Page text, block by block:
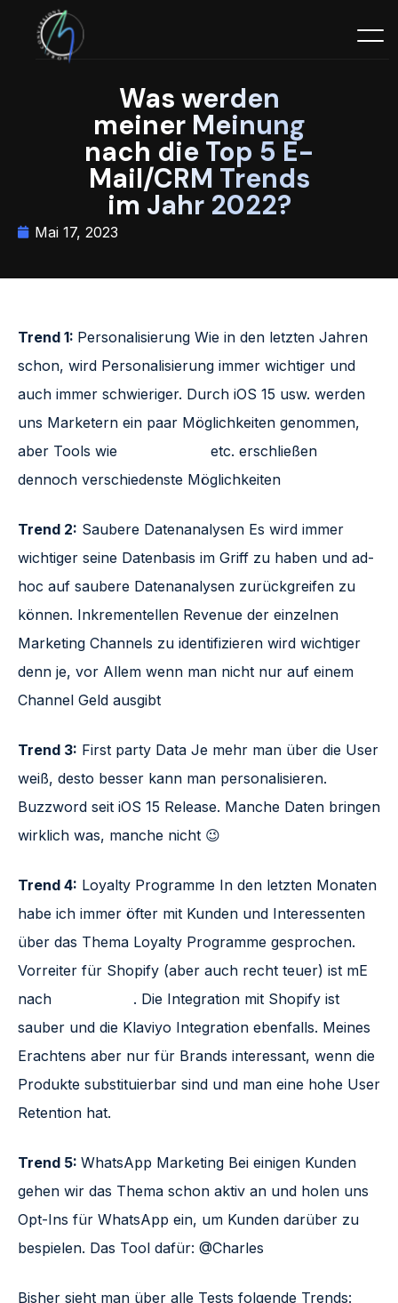
Was werden
meiner Meinung
nach die Top 5 E-
Mail/CRM Trends
im Jahr 2022?
Mai 17, 2023
Trend 1: Personalisierung Wie in den letzten Jahren
schon, wird Personalisierung immer wichtiger und
auch immer schwieriger. Durch iOS 15 usw. werden
uns Marketern ein paar Möglichkeiten genommen,
aber Tools wie
etc. erschließen
dennoch verschiedenste Möglichkeiten
Trend 2: Saubere Datenanalysen Es wird immer
wichtiger seine Datenbasis im Griff zu haben und ad-
hoc auf saubere Datenanalysen zurückgreifen zu
können. Inkrementellen Revenue der einzelnen
Marketing Channels zu identifizieren wird wichtiger
denn je, vor Allem wenn man nicht nur auf einem
Channel Geld ausgibt
Trend 3: First party Data Je mehr man über die User
weiß, desto besser kann man personalisieren.
Buzzword seit iOS 15 Release. Manche Daten bringen
wirklich was, manche nicht 😉
Trend 4: Loyalty Programme In den letzten Monaten
habe ich immer öfter mit Kunden und Interessenten
über das Thema Loyalty Programme gesprochen.
Vorreiter für Shopify (aber auch recht teuer) ist mE
nach
. Die Integration mit Shopify ist
sauber und die Klaviyo Integration ebenfalls. Meines
Erachtens aber nur für Brands interessant, wenn die
Produkte substituierbar sind und man eine hohe User
Retention hat.
Trend 5: WhatsApp Marketing Bei einigen Kunden
gehen wir das Thema schon aktiv an und holen uns
Opt-Ins für WhatsApp ein, um Kunden darüber zu
bespielen. Das Tool dafür: @Charles
Bisher sieht man über alle Tests folgende Trends: